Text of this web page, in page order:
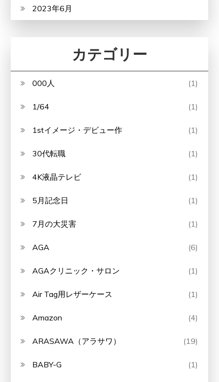
2023年6月
カテゴリー
000人 (1)
1/64 (1)
1stイメージ・デビュー作 (1)
30代転職 (1)
4K液晶テレビ (1)
5月記念日 (1)
7月の大災害 (1)
AGA (6)
AGAクリニック・サロン (1)
Air Tag用レザーケース (1)
Amazon (4)
ARASAWA（アラサワ） (19)
BABY-G (1)